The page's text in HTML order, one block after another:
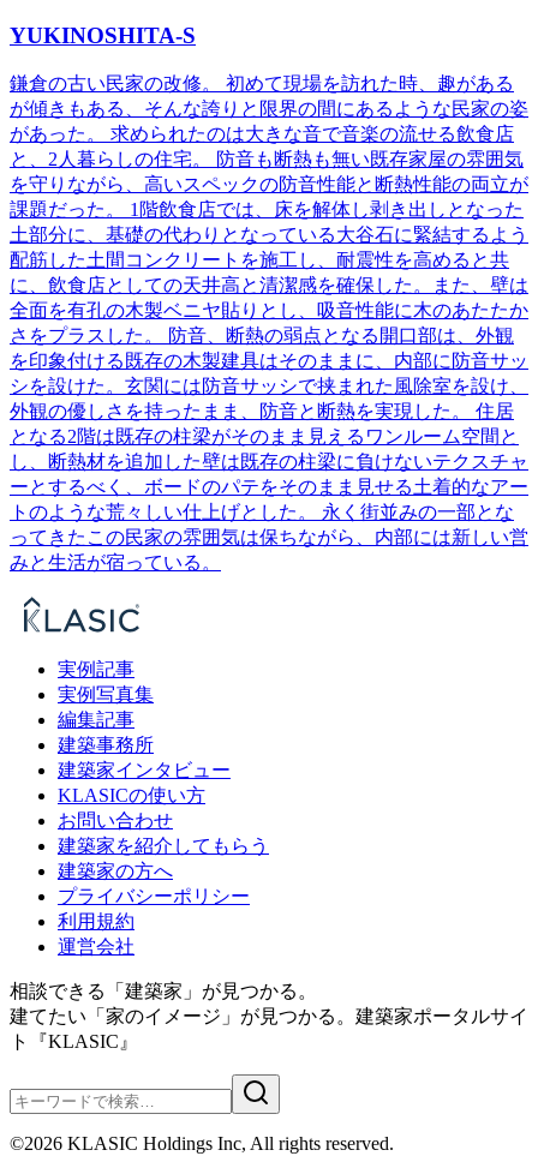
YUKINOSHITA-S
鎌倉の古い民家の改修。 初めて現場を訪れた時、趣がある
が傾きもある、そんな誇りと限界の間にあるような民家の姿
があった。 求められたのは大きな音で音楽の流せる飲食店
と、2人暮らしの住宅。 防音も断熱も無い既存家屋の雰囲気
を守りながら、高いスペックの防音性能と断熱性能の両立が
課題だった。 1階飲食店では、床を解体し剥き出しとなった
土部分に、基礎の代わりとなっている大谷石に緊結するよう
配筋した土間コンクリートを施工し、耐震性を高めると共
に、飲食店としての天井高と清潔感を確保した。また、壁は
全面を有孔の木製ベニヤ貼りとし、吸音性能に木のあたたか
さをプラスした。 防音、断熱の弱点となる開口部は、外観
を印象付ける既存の木製建具はそのままに、内部に防音サッ
シを設けた。玄関には防音サッシで挟まれた風除室を設け、
外観の優しさを持ったまま、防音と断熱を実現した。 住居
となる2階は既存の柱梁がそのまま見えるワンルーム空間と
し、断熱材を追加した壁は既存の柱梁に負けないテクスチャ
ーとするべく、ボードのパテをそのまま見せる土着的なアー
トのような荒々しい仕上げとした。 永く街並みの一部とな
ってきたこの民家の雰囲気は保ちながら、内部には新しい営
みと生活が宿っている。
実例記事
実例写真集
編集記事
建築事務所
建築家インタビュー
KLASICの使い方
お問い合わせ
建築家を紹介してもらう
建築家の方へ
プライバシーポリシー
利用規約
運営会社
相談できる「建築家」が見つかる。
建てたい「家のイメージ」が見つかる。 建築家ポータルサイ
ト『KLASIC』
©2026 KLASIC Holdings Inc, All rights reserved.